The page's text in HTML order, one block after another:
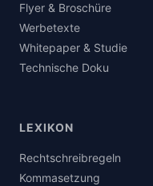
Flyer & Broschüre
Werbetexte
Whitepaper & Studie
Technische Doku
LEXIKON
Rechtschreibregeln
Kommasetzung